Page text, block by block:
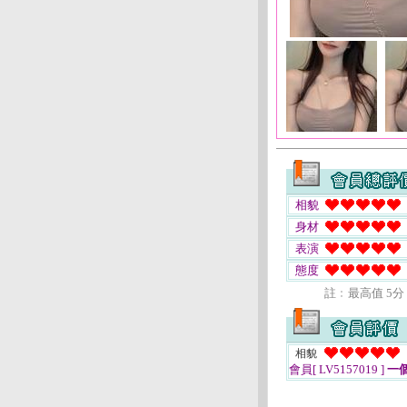
相貌
身材
表演
態度
註﹕最高值 5分
相貌
會員[ LV5157019 ] 一